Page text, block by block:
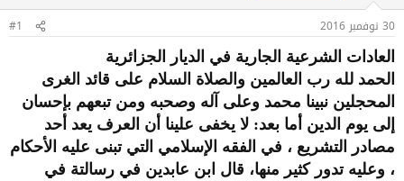
ض
و
ع
ش
30 نوفمبر 2016 #1
العادات الشرعية الجارية في الديار الجزائرية
الحمد لله رب العالمين والصلاة السلام على قائد الغرى
المحجلين نبينا محمد وعلى آله وصحبه ومن تبعهم بإحسان
إلى يوم الدين أما بعد: لا يخفى علينا أن العرف يعد أحد
مصادر التشريع ، في الفقه الإسلامي التي تبنى عليه الأحكام
، وعليه تدور كثير منها، قال ابن عابدين في رسالتة في